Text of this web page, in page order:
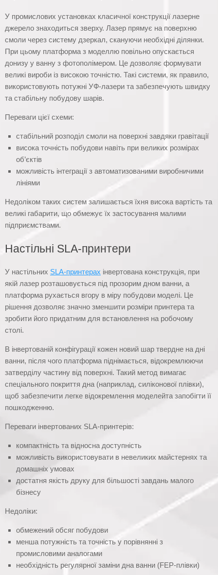
У промислових установках класичної конструкції лазерне
джерело знаходиться зверху. Лазер прямує на поверхню
смоли через систему дзеркал, скануючи необхідні ділянки.
При цьому платформа з моделлю повільно опускається
донизу у ванну з фотополімером. Це дозволяє формувати
великі вироби із високою точністю. Такі системи, як правило,
використовують потужні УФ-лазери та забезпечують швидку
та стабільну побудову шарів.
Переваги цієї схеми:
стабільний розподіл смоли на поверхні завдяки гравітації
висока точність побудови навіть при великих розмірах
об’єктів
можливість інтеграції з автоматизованими виробничими
лініями
Недоліком таких систем залишається їхня висока вартість та
великі габарити, що обмежує їх застосування малими
підприємствами.
Настільні SLA-принтери
У настільних SLA-принтерах інвертована конструкція, при
якій лазер розташовується під прозорим дном ванни, а
платформа рухається вгору в міру побудови моделі. Це
рішення дозволяє значно зменшити розміри принтера та
зробити його придатним для встановлення на робочому
столі.
В інвертованій конфігурації кожен новий шар твердне на дні
ванни, після чого платформа піднімається, відокремлюючи
затверділу частину від поверхні. Такий метод вимагає
спеціального покриття дна (наприклад, силіконової плівки),
щоб забезпечити легке відокремлення моделейта запобігти її
пошкодженню.
Переваги інвертованих SLA-принтерів:
компактність та відносна доступність
можливість використовувати в невеликих майстернях та
домашніх умовах
достатня якість друку для більшості завдань малого
бізнесу
Недоліки:
обмежений обсяг побудови
менша потужність та точність у порівнянні з
промисловими аналогами
необхідність регулярної заміни дна ванни (FEP-плівки)